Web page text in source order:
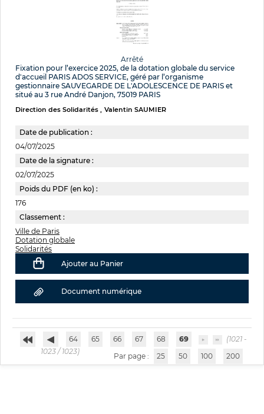
Arrêté
Fixation pour l’exercice 2025, de la dotation globale du service
d'accueil PARIS ADOS SERVICE, géré par l’organisme
gestionnaire SAUVEGARDE DE L'ADOLESCENCE DE PARIS et
situé au 3 rue André Danjon, 75019 PARIS
Direction des Solidarités Valentin SAUMIER
Date de publication :
04/07/2025
Date de la signature :
02/07/2025
Poids du PDF (en ko) :
176
Classement :
Ville de Paris
Dotation globale
Solidarités
Ajouter au Panier
Document numérique
64 65 66 67 68 69
(1021 -
1023 / 1023)
Par page : 25 50 100 200